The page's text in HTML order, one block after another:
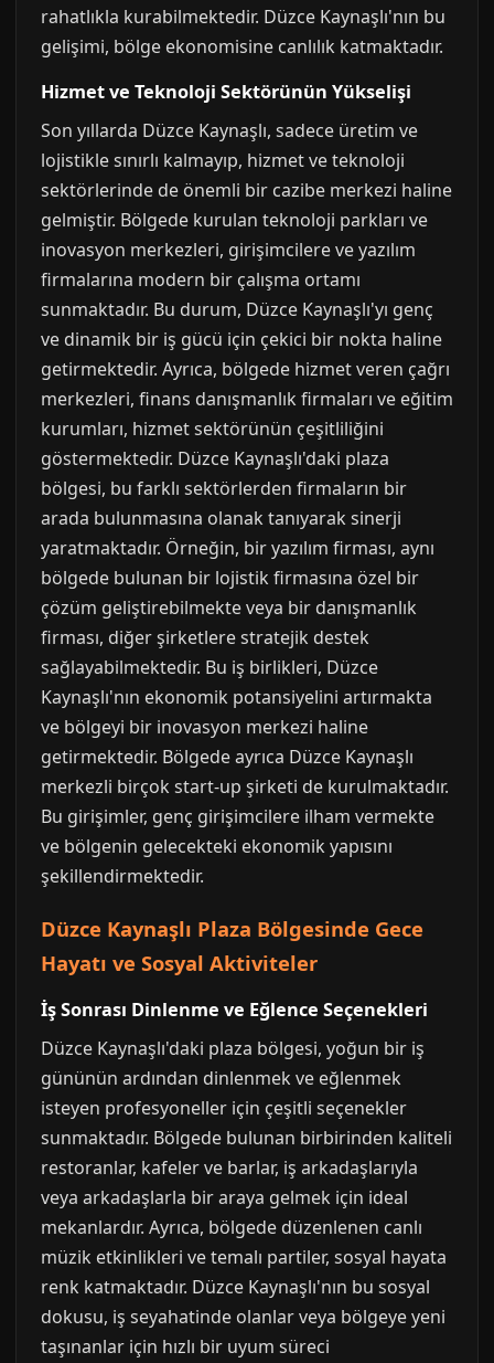
rahatlıkla kurabilmektedir. Düzce Kaynaşlı'nın bu
gelişimi, bölge ekonomisine canlılık katmaktadır.
Hizmet ve Teknoloji Sektörünün Yükselişi
Son yıllarda Düzce Kaynaşlı, sadece üretim ve
lojistikle sınırlı kalmayıp, hizmet ve teknoloji
sektörlerinde de önemli bir cazibe merkezi haline
gelmiştir. Bölgede kurulan teknoloji parkları ve
inovasyon merkezleri, girişimcilere ve yazılım
firmalarına modern bir çalışma ortamı
sunmaktadır. Bu durum, Düzce Kaynaşlı'yı genç
ve dinamik bir iş gücü için çekici bir nokta haline
getirmektedir. Ayrıca, bölgede hizmet veren çağrı
merkezleri, finans danışmanlık firmaları ve eğitim
kurumları, hizmet sektörünün çeşitliliğini
göstermektedir. Düzce Kaynaşlı'daki plaza
bölgesi, bu farklı sektörlerden firmaların bir
arada bulunmasına olanak tanıyarak sinerji
yaratmaktadır. Örneğin, bir yazılım firması, aynı
bölgede bulunan bir lojistik firmasına özel bir
çözüm geliştirebilmekte veya bir danışmanlık
firması, diğer şirketlere stratejik destek
sağlayabilmektedir. Bu iş birlikleri, Düzce
Kaynaşlı'nın ekonomik potansiyelini artırmakta
ve bölgeyi bir inovasyon merkezi haline
getirmektedir. Bölgede ayrıca Düzce Kaynaşlı
merkezli birçok start-up şirketi de kurulmaktadır.
Bu girişimler, genç girişimcilere ilham vermekte
ve bölgenin gelecekteki ekonomik yapısını
şekillendirmektedir.
Düzce Kaynaşlı Plaza Bölgesinde Gece
Hayatı ve Sosyal Aktiviteler
İş Sonrası Dinlenme ve Eğlence Seçenekleri
Düzce Kaynaşlı'daki plaza bölgesi, yoğun bir iş
gününün ardından dinlenmek ve eğlenmek
isteyen profesyoneller için çeşitli seçenekler
sunmaktadır. Bölgede bulunan birbirinden kaliteli
restoranlar, kafeler ve barlar, iş arkadaşlarıyla
veya arkadaşlarla bir araya gelmek için ideal
mekanlardır. Ayrıca, bölgede düzenlenen canlı
müzik etkinlikleri ve temalı partiler, sosyal hayata
renk katmaktadır. Düzce Kaynaşlı'nın bu sosyal
dokusu, iş seyahatinde olanlar veya bölgeye yeni
taşınanlar için hızlı bir uyum süreci